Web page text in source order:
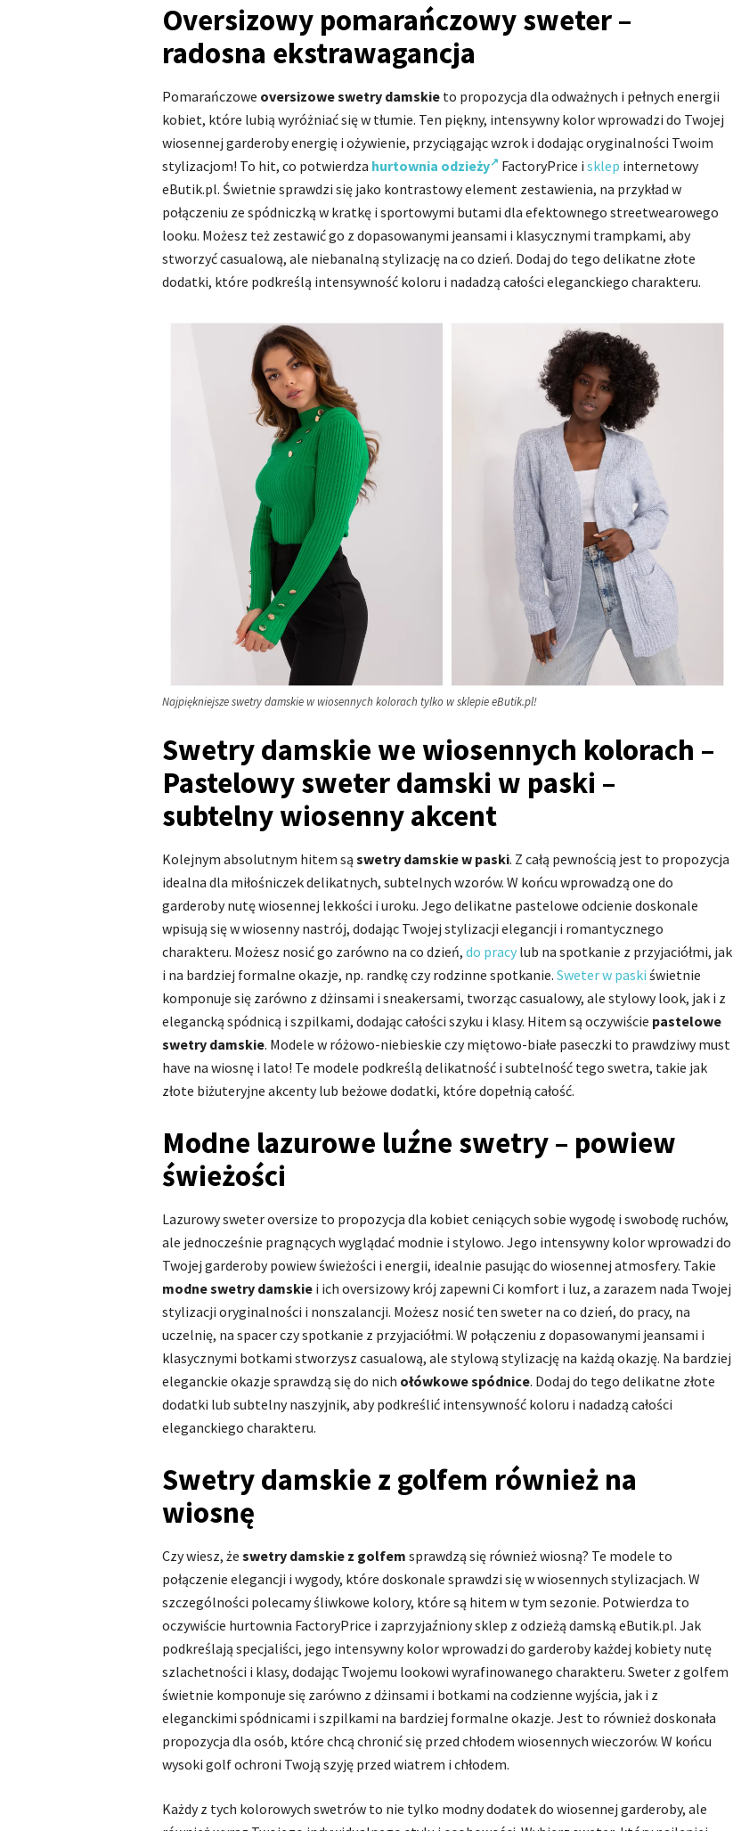
Oversizowy pomarańczowy sweter –
radosna ekstrawagancja
Pomarańczowe oversizowe swetry damskie to propozycja dla odważnych i pełnych energii
kobiet, które lubią wyróżniać się w tłumie. Ten piękny, intensywny kolor wprowadzi do Twojej
wiosennej garderoby energię i ożywienie, przyciągając wzrok i dodając oryginalności Twoim
stylizacjom! To hit, co potwierdza hurtownia odzieży FactoryPrice i sklep internetowy
eButik.pl. Świetnie sprawdzi się jako kontrastowy element zestawienia, na przykład w
połączeniu ze spódniczką w kratkę i sportowymi butami dla efektownego streetwearowego
looku. Możesz też zestawić go z dopasowanymi jeansami i klasycznymi trampkami, aby
stworzyć casualową, ale niebanalną stylizację na co dzień. Dodaj do tego delikatne złote
dodatki, które podkreślą intensywność koloru i nadadzą całości eleganckiego charakteru.
Najpiękniejsze swetry damskie w wiosennych kolorach tylko w sklepie eButik.pl!
Swetry damskie we wiosennych kolorach –
Pastelowy sweter damski w paski –
subtelny wiosenny akcent
Kolejnym absolutnym hitem są swetry damskie w paski. Z całą pewnością jest to propozycja
idealna dla miłośniczek delikatnych, subtelnych wzorów. W końcu wprowadzą one do
garderoby nutę wiosennej lekkości i uroku. Jego delikatne pastelowe odcienie doskonale
wpisują się w wiosenny nastrój, dodając Twojej stylizacji elegancji i romantycznego
charakteru. Możesz nosić go zarówno na co dzień, do pracy lub na spotkanie z przyjaciółmi, jak
i na bardziej formalne okazje, np. randkę czy rodzinne spotkanie. Sweter w paski świetnie
komponuje się zarówno z dżinsami i sneakersami, tworząc casualowy, ale stylowy look, jak i z
elegancką spódnicą i szpilkami, dodając całości szyku i klasy. Hitem są oczywiście pastelowe
swetry damskie. Modele w różowo-niebieskie czy miętowo-białe paseczki to prawdziwy must
have na wiosnę i lato! Te modele podkreślą delikatność i subtelność tego swetra, takie jak
złote biżuteryjne akcenty lub beżowe dodatki, które dopełnią całość.
Modne lazurowe luźne swetry – powiew
świeżości
Lazurowy sweter oversize to propozycja dla kobiet ceniących sobie wygodę i swobodę ruchów,
ale jednocześnie pragnących wyglądać modnie i stylowo. Jego intensywny kolor wprowadzi do
Twojej garderoby powiew świeżości i energii, idealnie pasując do wiosennej atmosfery. Takie
modne swetry damskie i ich oversizowy krój zapewni Ci komfort i luz, a zarazem nada Twojej
stylizacji oryginalności i nonszalancji. Możesz nosić ten sweter na co dzień, do pracy, na
uczelnię, na spacer czy spotkanie z przyjaciółmi. W połączeniu z dopasowanymi jeansami i
klasycznymi botkami stworzysz casualową, ale stylową stylizację na każdą okazję. Na bardziej
eleganckie okazje sprawdzą się do nich ołówkowe spódnice. Dodaj do tego delikatne złote
dodatki lub subtelny naszyjnik, aby podkreślić intensywność koloru i nadadzą całości
eleganckiego charakteru.
Swetry damskie z golfem również na
wiosnę
Czy wiesz, że swetry damskie z golfem sprawdzą się również wiosną? Te modele to
połączenie elegancji i wygody, które doskonale sprawdzi się w wiosennych stylizacjach. W
szczególności polecamy śliwkowe kolory, które są hitem w tym sezonie. Potwierdza to
oczywiście hurtownia FactoryPrice i zaprzyjaźniony sklep z odzieżą damską eButik.pl. Jak
podkreślają specjaliści, jego intensywny kolor wprowadzi do garderoby każdej kobiety nutę
szlachetności i klasy, dodając Twojemu lookowi wyrafinowanego charakteru. Sweter z golfem
świetnie komponuje się zarówno z dżinsami i botkami na codzienne wyjścia, jak i z
eleganckimi spódnicami i szpilkami na bardziej formalne okazje. Jest to również doskonała
propozycja dla osób, które chcą chronić się przed chłodem wiosennych wieczorów. W końcu
wysoki golf ochroni Twoją szyję przed wiatrem i chłodem.
Każdy z tych kolorowych swetrów to nie tylko modny dodatek do wiosennej garderoby, ale